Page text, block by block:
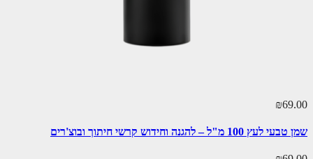
₪69.00
שמן טבעי לעץ 100 מ"ל – להגנה וחידוש קרשי חיתוך ובוצ'רים